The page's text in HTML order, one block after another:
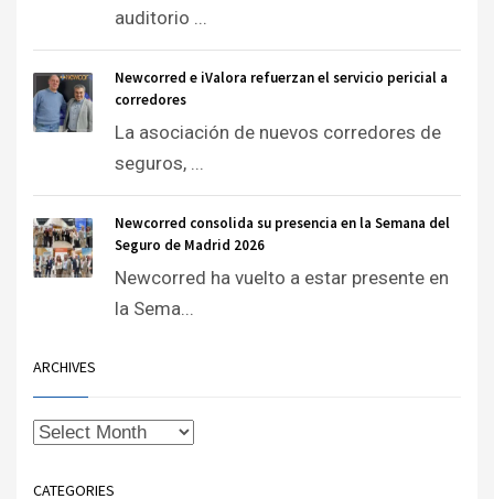
auditorio ...
Newcorred e iValora refuerzan el servicio pericial a
corredores
La asociación de nuevos corredores de
seguros, ...
Newcorred consolida su presencia en la Semana del
Seguro de Madrid 2026
Newcorred ha vuelto a estar presente en
la Sema...
ARCHIVES
CATEGORIES